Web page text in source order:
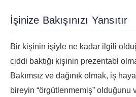
İşinize Bakışınızı Yansıtır
Bir kişinin işiyle ne kadar ilgili
ciddi baktığı kişinin prezentabl
Bakımsız ve dağınık olmak, iş
bireyin “örgütlenmemiş” olduğunu